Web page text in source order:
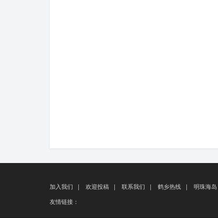
加入我们 | 欢迎投稿 | 联系我们 | 鹤乡热线 |
明珠海岛
友情链接：